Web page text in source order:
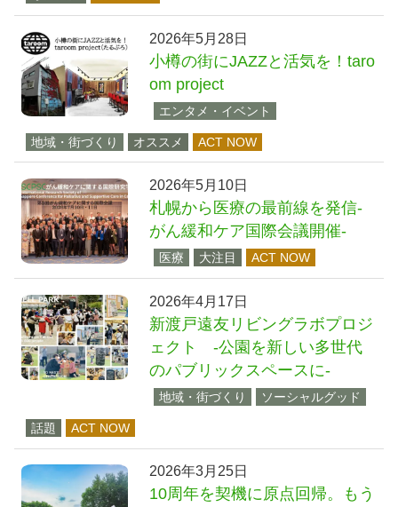
2026年5月28日
小樽の街にJAZZと活気を！taro
om project
エンタメ・イベント
地域・街づくり オススメ ACT NOW
2026年5月10日
札幌から医療の最前線を発信-
がん緩和ケア国際会議開催-
医療 大注目 ACT NOW
2026年4月17日
新渡戸遠友リビングラボプロジ
ェクト -公園を新しい多世代
のパブリックスペースに-
地域・街づくり ソーシャルグッド
話題 ACT NOW
2026年3月25日
10周年を契機に原点回帰。もう